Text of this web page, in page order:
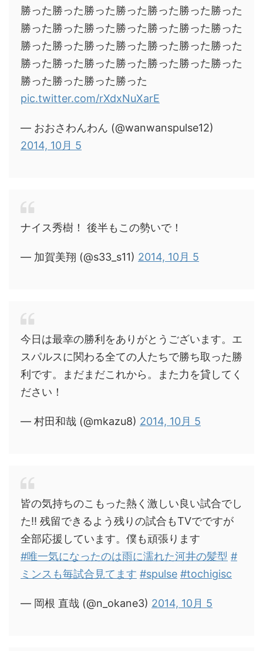
勝った勝った勝った勝った勝った勝った勝った
勝った勝った勝った勝った勝った勝った勝った
勝った勝った勝った勝った勝った勝った勝った
勝った勝った勝った勝った勝った勝った勝った
勝った勝った勝った勝った
pic.twitter.com/rXdxNuXarE
— おおさわんわん (@wanwanspulse12)
2014, 10月 5
ナイス秀樹！ 後半もこの勢いで！
— 加賀美翔 (@s33_s11) 2014, 10月 5
今日は最幸の勝利をありがとうございます。エ
スパルスに関わる全ての人たちで勝ち取った勝
利です。まだまだこれから。また力を貸してく
ださい！
— 村田和哉 (@mkazu8) 2014, 10月 5
皆の気持ちのこもった熱く激しい良い試合でし
た‼︎ 残留できるよう残りの試合もTVでですが
全部応援しています。僕も頑張ります
#唯一気になったのは雨に濡れた河井の髪型 #
ミンスも毎試合見てます #spulse #tochigisc
— 岡根 直哉 (@n_okane3) 2014, 10月 5